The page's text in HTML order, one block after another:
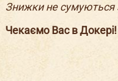
Знижки не сумуються
Чекаємо Вас в Докері!